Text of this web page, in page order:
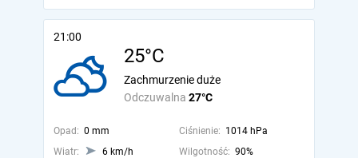
21:00
25°C
Odczuwalna 27°C
Zachmurzenie duże
Opad: 0 mm Ciśnienie: 1014 hPa
Wiatr:
6 km/h Wilgotność: 90%